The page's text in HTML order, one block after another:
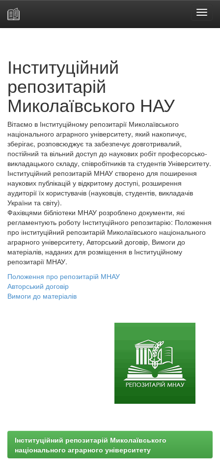
Інституційний
репозитарій
Миколаївського НАУ
Вітаємо в Інституційному репозитарії Миколаївського
національного аграрного університету, який накопичує,
зберігає, розповсюджує та забезпечує довготривалий,
постійний та вільний доступ до наукових робіт професорсько-
викладацького складу, співробітників та студентів Університету.
Інституційний репозитарій МНАУ створено для поширення
наукових публікацій у відкритому доступі, розширення
аудиторії їх користувачів (науковців, студентів, викладачів
України та світу).
Фахівцями бібліотеки МНАУ розроблено документи, які
регламентують роботу Інституційного репозитарію: Положення
про інституційний репозитарій Миколаївського національного
аграрного університету, Авторський договір, Вимоги до
матеріалів, наданих для розміщення в Інституційному
репозитарії МНАУ.
Положення про репозитарій МНАУ
Авторський договір
Вимоги до матеріалів
Інституційний репозитарій Миколаївського
національного аграрного університету